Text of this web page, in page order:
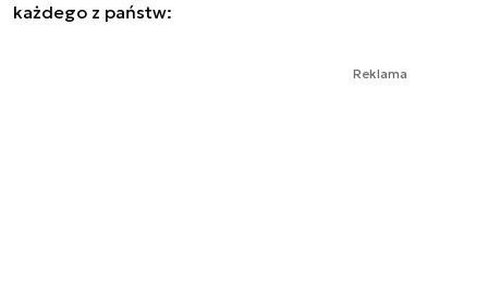
każdego z państw:
Reklama